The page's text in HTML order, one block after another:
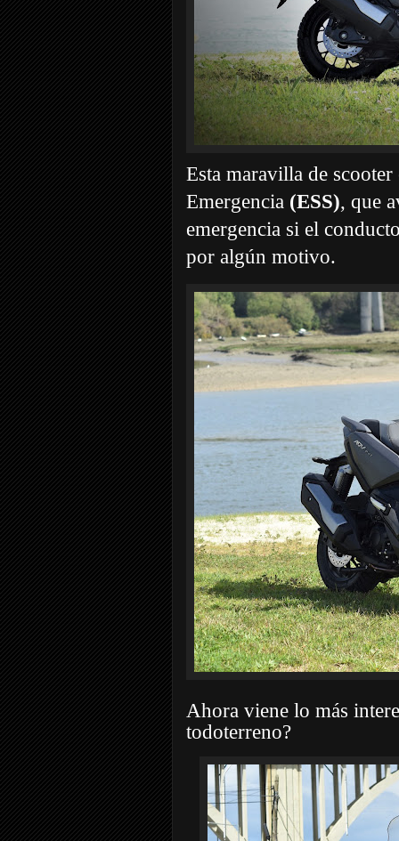
Esta maravilla de
Emergencia (ESS), que
emergencia si el
por algún motivo.
Ahora viene lo más
todoterreno?